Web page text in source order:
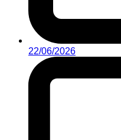
22/06/2026